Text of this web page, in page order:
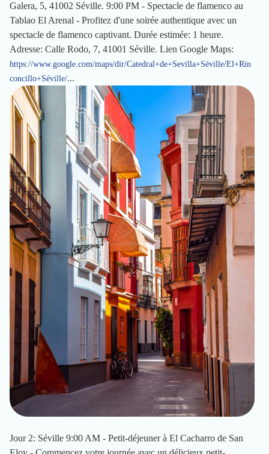
Galera, 5, 41002 Séville. 9:00 PM - Spectacle de flamenco au
Tablao El Arenal - Profitez d'une soirée authentique avec un
spectacle de flamenco captivant. Durée estimée: 1 heure.
Adresse: Calle Rodo, 7, 41001 Séville. Lien Google Maps:
https://www.google.com/maps/dir/Catedral+de+Sevilla+Séville/El+Rin
concillo+Séville/...
Jour 2: Séville 9:00 AM - Petit-déjeuner à El Cacharro de San